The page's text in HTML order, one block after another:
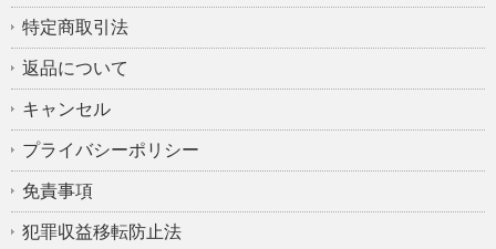
特定商取引法
返品について
キャンセル
プライバシーポリシー
免責事項
犯罪収益移転防止法